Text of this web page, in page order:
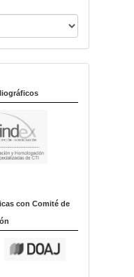
con Comité de